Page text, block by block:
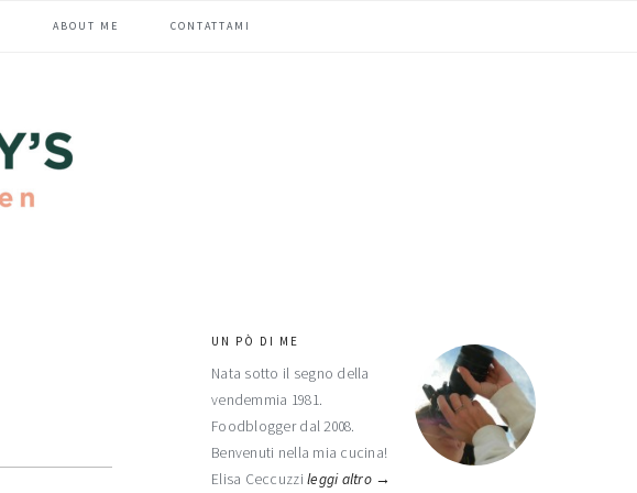
ABOUT ME CONTATTAMI
barra
laterale
primaria
UN PÒ DI ME
Nata sotto il segno della
vendemmia 1981.
Foodblogger dal 2008.
Benvenuti nella mia cucina!
Elisa Ceccuzzileggi altro →